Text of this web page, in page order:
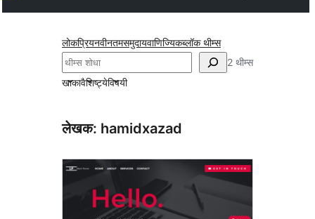
लोकप्रियनवीनतमसमुदायवाणिज्यिकब्लॉक थीम्स
शोधा
2 थीम्स
खाकावैशिष्ट्येविषयी
लेखक: hamidxazad